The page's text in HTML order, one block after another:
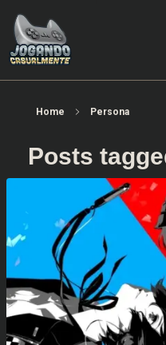
Home Persona
Posts